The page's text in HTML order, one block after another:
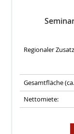
Regionaler
Gesamtfläche
Nettomiete: